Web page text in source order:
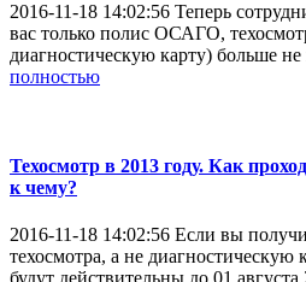
2016-11-18 14:02:56 Теперь
вас только полис ОСАГО,
диагностическую карту) больше
полностью
Техосмотр в 2013 году. Как
к чему?
2016-11-18 14:02:56 Если вы
техосмотра, а не диагностическую
будут действительны до 01